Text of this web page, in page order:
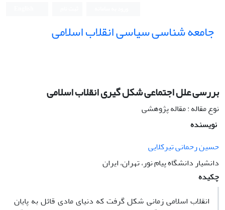
جامعه شناسی سیاسی انقلاب اسلامی
بررسی علل اجتماعی شکل گیری انقلاب اسلامی
نوع مقاله : مقاله پژوهشی
نویسنده
حسین رحمانی تیرکلایی
دانشیار دانشگاه پیام نور، تهران، ایران
چکیده
انقلاب اسلامی زمانی شکل گرفت که دنیای مادی قائل به پایان